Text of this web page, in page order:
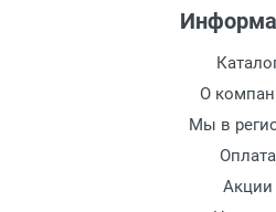
дополнительных
Доставляем товар
Сдэк до
О
Мы в
Оплата
Акции